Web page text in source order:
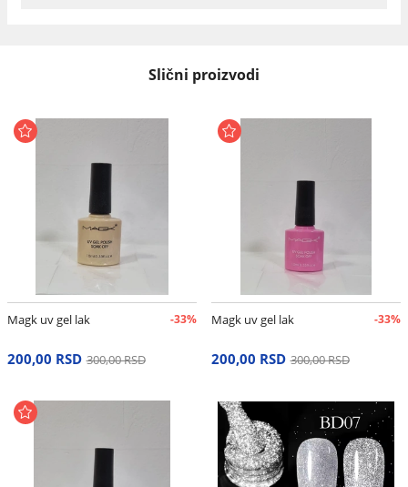
Slični proizvodi
Magk uv gel lak -33%
200,00 RSD 300,00 RSD
Magk uv gel lak -33%
200,00 RSD 300,00 RSD